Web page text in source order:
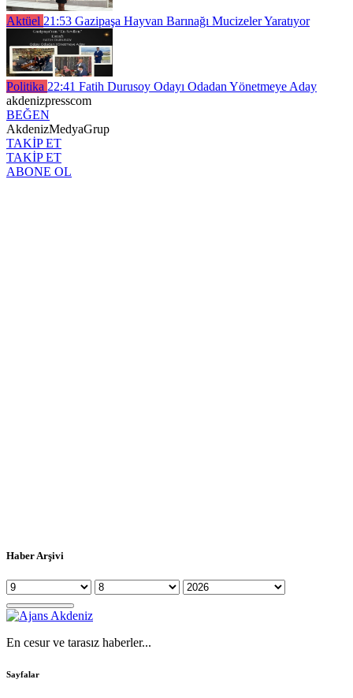
Aktüel 21:53 Gazipaşa Hayvan Barınağı Mucizeler Yaratıyor
Politika 22:41 Fatih Durusoy Odayı Odadan Yönetmeye Aday
akdenizpresscom
BEĞEN
AkdenizMedyaGrup
TAKİP ET
TAKİP ET
ABONE OL
Haber Arşivi
En cesur ve tarasız haberler...
Sayfalar